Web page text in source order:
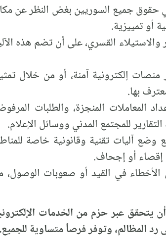
حقوق جميع السوريين بغض النظر عن
أو تمييزية.
والاستيلاء القسري، على أن تضم هذه
إلكترونية آمنة، أو من خلال
بها.
المعاملات المنجزة، والطلبات
للمجتمع المدني ووسائل الإعلام.
آليات تقنية وقانونية خاصة
إقصاء أو إجحاف.
في القيد أو صعوبات الوصول،
يتحقق عبر حزم من الخدمات
المظالم، وتوفر فرصاً متساوية للجميع.